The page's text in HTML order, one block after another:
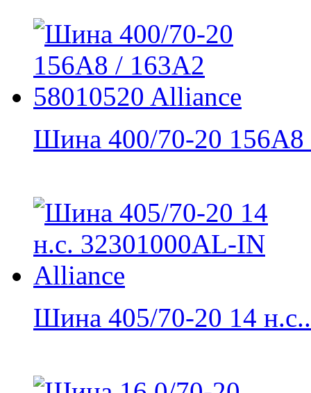
Шина 400/70-20 156A8
Шина 405/70-20 14